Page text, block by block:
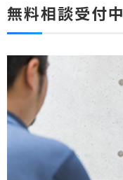
無料相談受付中